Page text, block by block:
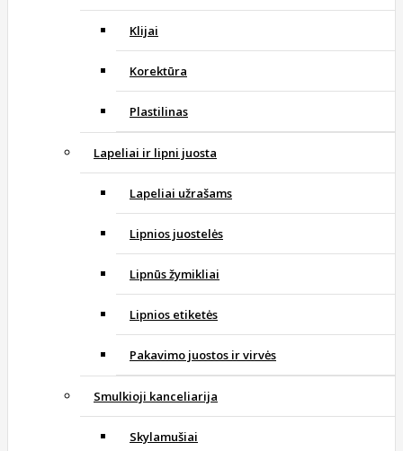
Klijai
Korektūra
Plastilinas
Lapeliai ir lipni juosta
Lapeliai užrašams
Lipnios juostelės
Lipnūs žymikliai
Lipnios etiketės
Pakavimo juostos ir virvės
Smulkioji kanceliarija
Skylamušiai